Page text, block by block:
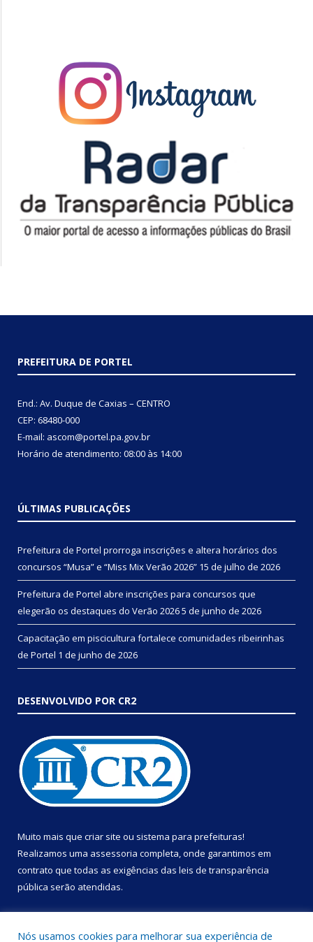
PREFEITURA DE PORTEL
End.: Av. Duque de Caxias – CENTRO
CEP: 68480-000
E-mail: ascom@portel.pa.gov.br
Horário de atendimento: 08:00 às 14:00
ÚLTIMAS PUBLICAÇÕES
Prefeitura de Portel prorroga inscrições e altera horários dos
concursos “Musa” e “Miss Mix Verão 2026” 15 de julho de 2026
Prefeitura de Portel abre inscrições para concursos que
elegerão os destaques do Verão 20265 de junho de 2026
Capacitação em piscicultura fortalece comunidades ribeirinhas
de Portel 1 de junho de 2026
DESENVOLVIDO POR CR2
Muito mais que criar site ou sistema para prefeituras!
Realizamos uma assessoria completa, onde garantimos em
contrato que todas as exigências das leis de transparência
pública serão atendidas.
Nós usamos cookies para melhorar sua experiência de